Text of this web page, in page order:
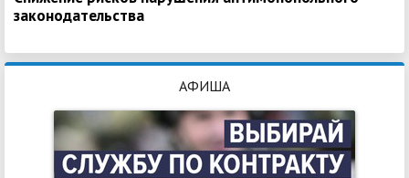
законодательства
АФИША